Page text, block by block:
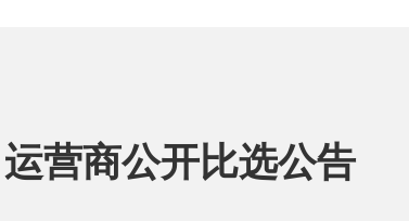
营商公开比选公告